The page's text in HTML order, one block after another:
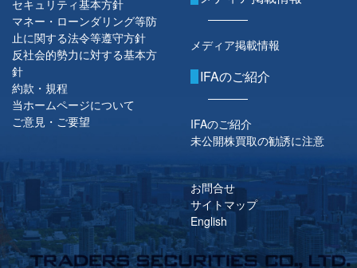
セキュリティ基本方針
マネー・ローンダリング等防
止に関する法令等遵守方針
反社会的勢力に対する基本方
針
約款・規程
当ホームページについて
ご意見・ご要望
メディア掲載情報
IFAのご紹介
IFAのご紹介
未公開株買取の勧誘に注意
お問合せ
サイトマップ
English